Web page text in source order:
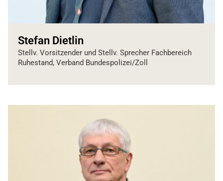
Stefan Dietlin
Stellv. Vorsitzender und Stellv. Sprecher Fachbereich
Ruhestand, Verband Bundespolizei/Zoll